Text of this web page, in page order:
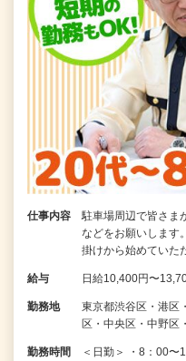
仕事内容
駐車場周辺で皆さま
などをお願いします
掛けから始めていた
給与 日給10,400円〜
勤務地
東京都渋谷区・港区
区・中央区・中野区
勤務時間
＜日勤＞ ・8：00